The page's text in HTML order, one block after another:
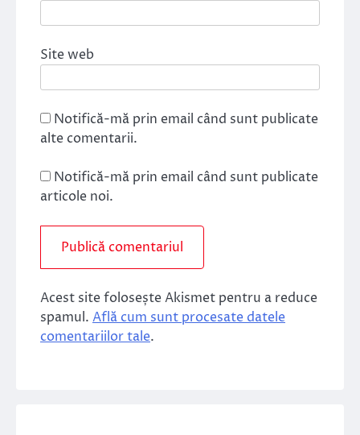
Site web
Notifică-mă prin email când sunt publicate
alte comentarii.
Notifică-mă prin email când sunt publicate
articole noi.
Acest site folosește Akismet pentru a reduce
spamul. Află cum sunt procesate datele
comentariilor tale.